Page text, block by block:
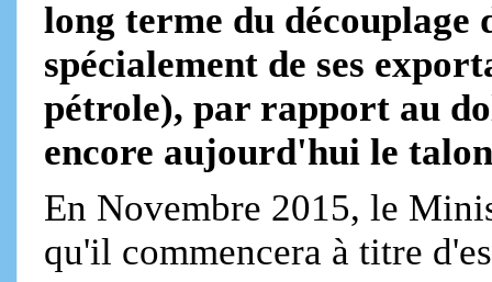
long terme du découplage
spécialement de ses
pétrole), par rapport au
encore aujourd'hui le
En Novembre 2015, le
qu'il commencera à titre